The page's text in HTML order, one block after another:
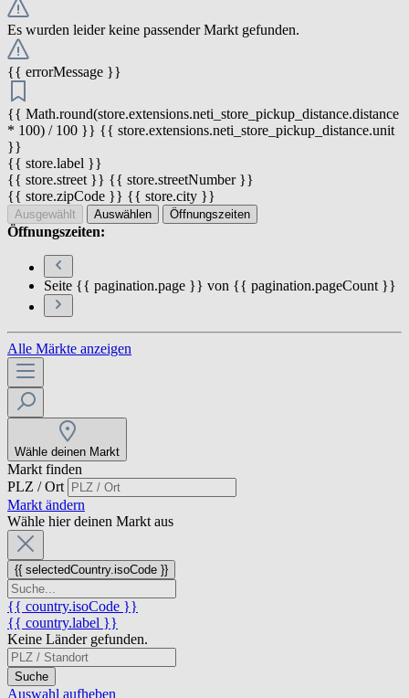
Es wurden leider keine passender Markt gefunden.
{{ errorMessage }}
{{ Math.round(store.extensions.neti_store_pickup_distance.distance
* 100) / 100 }} {{ store.extensions.neti_store_pickup_distance.unit
}}
{{ store.label }}
{{ store.street }} {{ store.streetNumber }}
{{ store.zipCode }} {{ store.city }}
Ausgewählt Auswählen Öffnungszeiten
Öffnungszeiten:
Seite {{ pagination.page }} von {{ pagination.pageCount }}
Alle Märkte anzeigen
Wähle deinen Markt
Markt finden
PLZ / Ort
Markt ändern
Wähle hier deinen Markt aus
{{ selectedCountry.isoCode }}
{{ country.isoCode }}
{{ country.label }}
Keine Länder gefunden.
Suche
Auswahl aufheben